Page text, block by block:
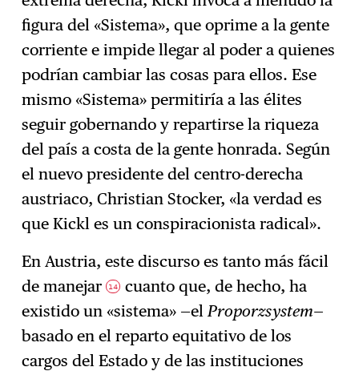
figura del «Sistema», que oprime a la gente
corriente e impide llegar al poder a quienes
podrían cambiar las cosas para ellos. Ese
mismo «Sistema» permitiría a las élites
seguir gobernando y repartirse la riqueza
del país a costa de la gente honrada. Según
el nuevo presidente del centro-derecha
austriaco, Christian Stocker, «la verdad es
que Kickl es un conspiracionista radical».
En Austria, este discurso es tanto más fácil
de manejar14 cuanto que, de hecho, ha
existido un «sistema» —elProporzsystem—
basado en el reparto equitativo de los
cargos del Estado y de las instituciones